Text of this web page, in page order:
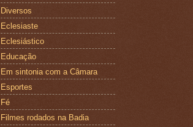
Diversos
Eclesiaste
Eclesiástico
Educação
Em sintonia com a Câmara
Esportes
Fé
Filmes rodados na Badia